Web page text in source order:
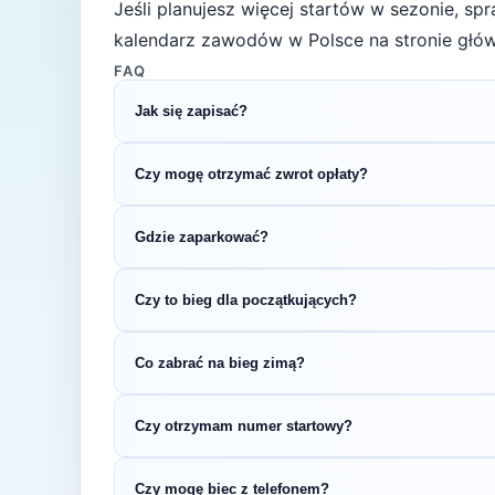
Jeśli planujesz więcej startów w sezonie,
kalendarz zawodów w Polsce na stronie
FAQ
Jak się zapisać?
rejestracyjnym.
Czy mogę otrzymać zwrot opłaty?
Gdzie zaparkować?
organizatora.
Czy to bieg dla początkujących?
sprawdzić swoje możliwości bez
Co zabrać na bieg zimą?
przyczepnością. Nie ma złej pogody — jest
Czy otrzymam numer startowy?
Czy mogę biec z telefonem?